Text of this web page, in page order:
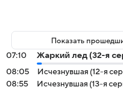
Показать
07:10
Жаркий лед (32-я
08:05
Исчезнувшая (12-я
08:55
Исчезнувшая (13-я